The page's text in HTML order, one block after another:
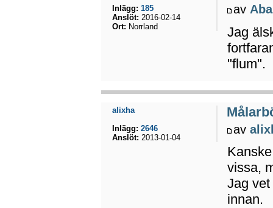
av
Jag
"flum".
Inlägg: 185
Anslöt: 2016-02-14
Ort: Norrland
av
vissa,
Jag
innan.
alixha
Inlägg: 2646
Anslöt: 2013-01-04